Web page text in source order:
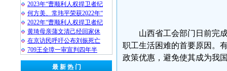
2023年“曹顺利人权捍卫者纪
何方美、常玮平荣获2022年“
2022年“曹顺利人权捍卫者纪
黄琦母亲蒲文清己经回家休
在京访民呼吁公布刘振死亡
709王全璋一审宣判四年半
最 新 热 门
山西省工会部门日前完
职工生活困难的首要原因。
政策优惠，避免使其成为我